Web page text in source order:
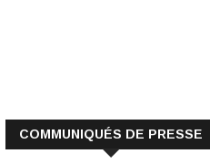
COMMUNIQUÉS DE PRESSE